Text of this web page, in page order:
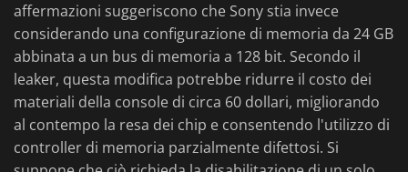
affermazioni suggeriscono che Sony stia invece
considerando una configurazione di memoria da 24 GB
abbinata a un bus di memoria a 128 bit. Secondo il
leaker, questa modifica potrebbe ridurre il costo dei
materiali della console di circa 60 dollari, migliorando
al contempo la resa dei chip e consentendo l'utilizzo di
controller di memoria parzialmente difettosi. Si